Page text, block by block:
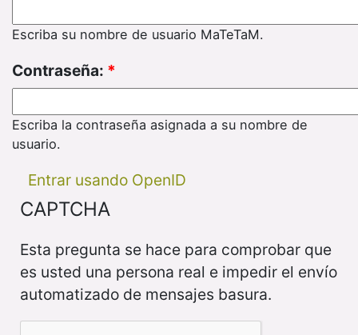
Escriba su nombre de usuario MaTeTaM.
Contraseña: *
Escriba la contraseña asignada a su nombre de
usuario.
Entrar usando OpenID
CAPTCHA
Esta pregunta se hace para comprobar que
es usted una persona real e impedir el envío
automatizado de mensajes basura.